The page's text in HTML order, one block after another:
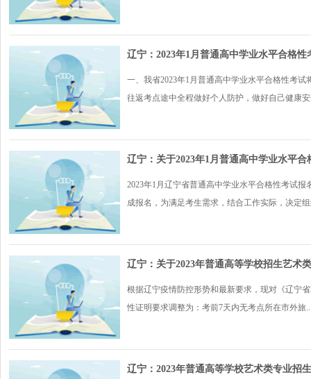
辽宁：2023年1月普通高中学业水平合格性
一、我省2023年1月普通高中学业水平合格性考
往返考点途中全程做好个人防护，做好自己健康
辽宁：关于2023年1月普通高中学业水平
2023年1月辽宁省普通高中学业水平合格性考试
成报名，为满足考生需求，结合工作实际，决定
辽宁：关于2023年普通高等学校招生艺术
根据辽宁疫情防控形势和最新要求，现对《辽宁
性证明要求调整为：考前7天内无考点所在市外旅
辽宁：2023年普通高等学校艺术类专业招